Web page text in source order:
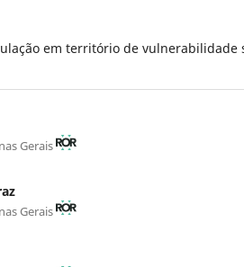
em território de vulnerabilidade
Gerais
Gerais